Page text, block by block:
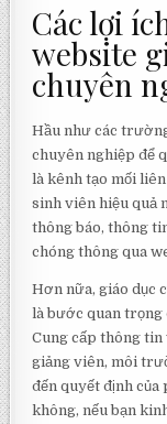
Các lợi
website
chuyên
Hầu như các
chuyên nghiệp để
là kênh tạo mối
sinh viên hiệu quả
thông báo, thông
chóng thông qua
Hơn nữa, giáo dục
là bước quan trọng
Cung cấp thông
giảng viên, môi
đến quyết định của
không, nếu bạn